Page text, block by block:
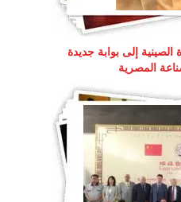
إلى بوابة جديدة
المصرية